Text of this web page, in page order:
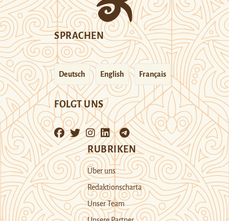
SPRACHEN
Deutsch English Français
FOLGT UNS
RUBRIKEN
Über uns
Redaktionscharta
Unser Team